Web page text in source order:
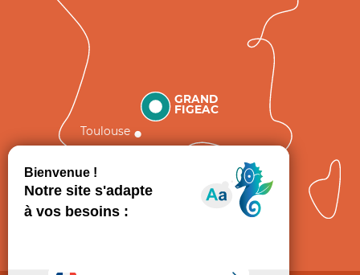
GRAND
FIGEAC
Toulouse